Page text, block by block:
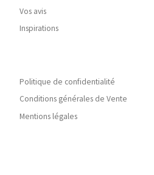
Vos avis
Inspirations
Politique de confidentialité
Conditions générales de Vente
Mentions légales